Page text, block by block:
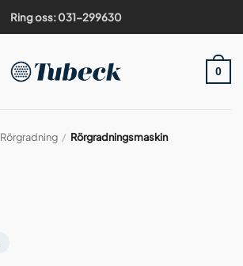
Ring oss: 031-299630
0
Rörgradning / Rörgradningsmaskin